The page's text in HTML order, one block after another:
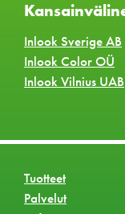
Inlook Sverige AB
Inlook Color OÜ
Inlook Vilnius UAB
Tuotteet
Palvelut